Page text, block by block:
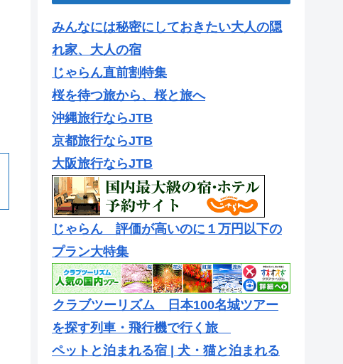
みんなには秘密にしておきたい大人の隠
れ家、大人の宿
じゃらん直前割特集
桜を待つ旅から、桜と旅へ
沖縄旅行ならJTB
京都旅行ならJTB
大阪旅行ならJTB
じゃらん 評価が高いのに１万円以下の
プラン大特集
クラブツーリズム 日本100名城ツアー
を探す列車・飛行機で行く旅
ペットと泊まれる宿 | 犬・猫と泊まれる